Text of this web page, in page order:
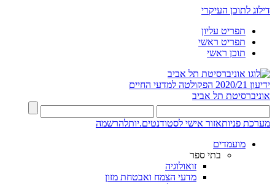
דילוג לתוכן העיקרי
תפריט עליון
תפריט ראשי
תוכן ראשי
ידיעון 2020/21
הפקולטה למדעי החיים
אוניברסיטת תל אביב
מערכת פניותאזור אישי לסטודנטים.יותלהרשמה
מועמדים
בתי ספר
זואולוגיה
מדעי הצמח ואבטחת מזון